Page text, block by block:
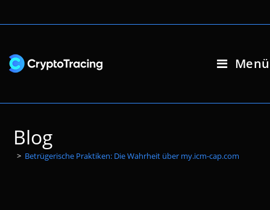
Inhalt
Menü
Blog
> Betrügerische Praktiken: Die Wahrheit über my.icm-cap.com